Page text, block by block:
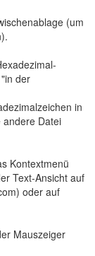
(um
"in der
in
andere Datei
Kontextmenü
Text-Ansicht auf
oder auf
Mauszeiger